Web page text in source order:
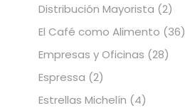
Distribución Mayorista (2)
El Café como Alimento (36)
Empresas y Oficinas (28)
Espressa (2)
Estrellas Michelín (4)